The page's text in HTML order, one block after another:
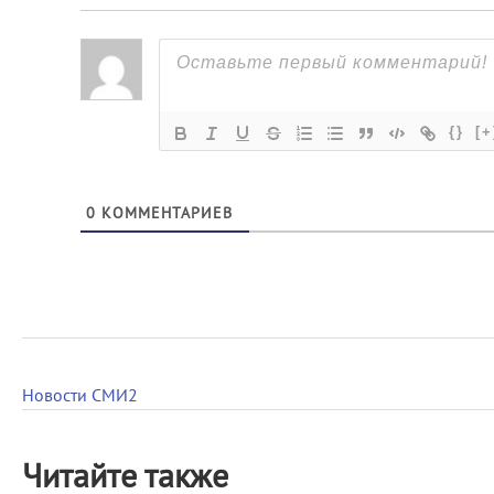
{}
0 КОММЕНТАРИЕВ
Новости СМИ2
Читайте также